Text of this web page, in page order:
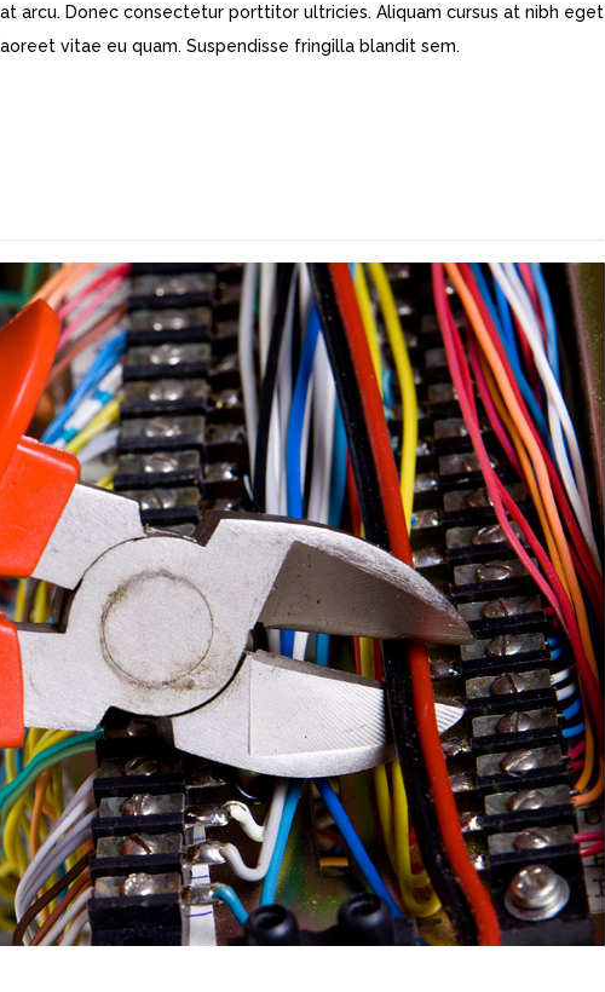
arcu. Donec consectetur porttitor ultricies. Aliquam cursus at nibh eget
vitae eu quam. Suspendisse fringilla blandit sem.